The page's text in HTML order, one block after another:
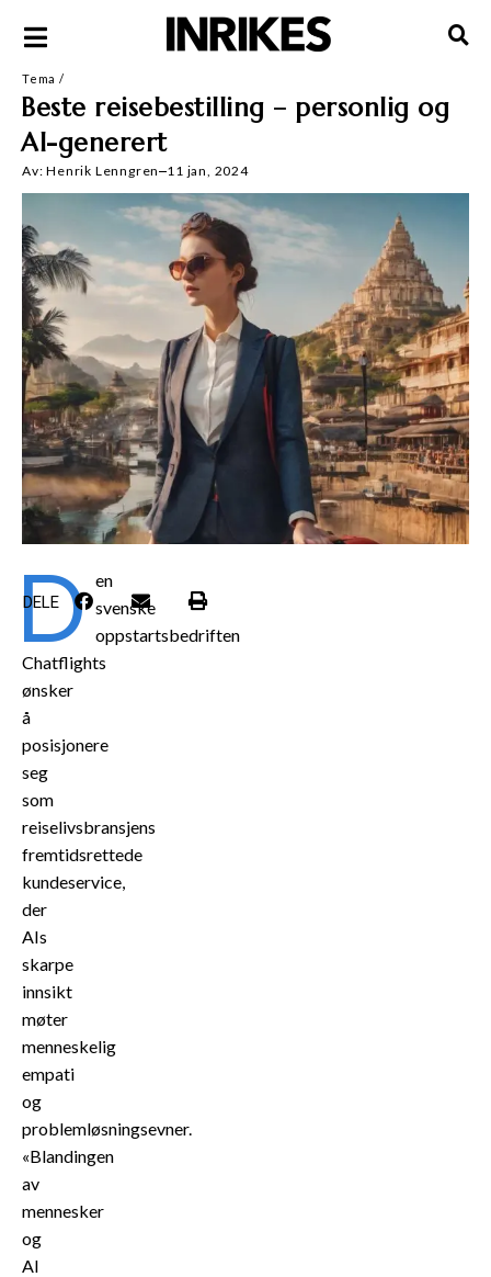
Tema /
Beste reisebestilling – personlig og
AI-generert
Av: Henrik Lenngren 11 jan, 2024
D en
svenske
oppstartsbedriften
Chatflights
ønsker
å
posisjonere
seg
som
reiselivsbransjens
fremtidsrettede
kundeservice,
der
AIs
skarpe
innsikt
møter
menneskelig
empati
og
problemløsningsevner.
«Blandingen
av
mennesker
og
AI
DELE